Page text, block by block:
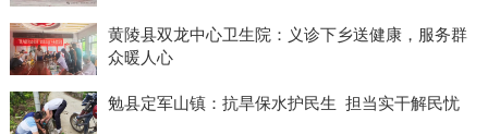
黄陵县双龙中心卫生院：义诊下乡送健康，服务群
众暖人心
勉县定军山镇：抗旱保水护民生 担当实干解民忧